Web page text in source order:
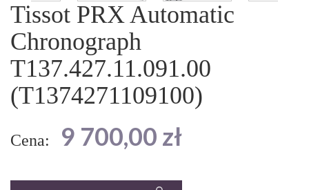
Tissot PRX Automatic
Chronograph
T137.427.11.091.00
(T1374271109100)
Cena: 9 700,00 zł